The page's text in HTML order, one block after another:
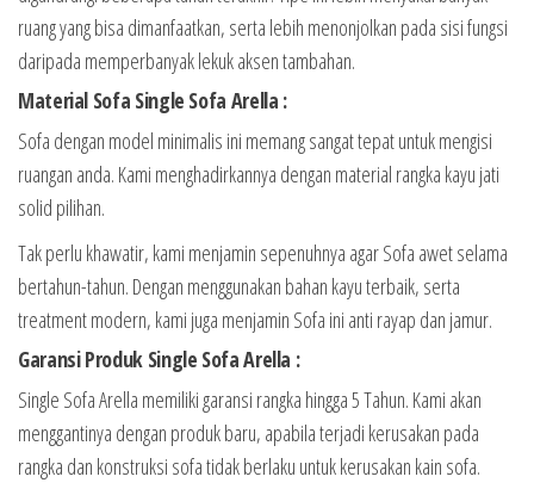
ruang yang bisa dimanfaatkan, serta lebih menonjolkan pada sisi fungsi
daripada memperbanyak lekuk aksen tambahan.
Material Sofa Single Sofa Arella :
Sofa dengan model minimalis ini memang sangat tepat untuk mengisi
ruangan anda. Kami menghadirkannya dengan material rangka kayu jati
solid pilihan.
Tak perlu khawatir, kami menjamin sepenuhnya agar Sofa awet selama
bertahun-tahun. Dengan menggunakan bahan kayu terbaik, serta
treatment modern, kami juga menjamin Sofa ini anti rayap dan jamur.
Garansi Produk Single Sofa Arella :
Single Sofa Arella memiliki garansi rangka hingga 5 Tahun. Kami akan
menggantinya dengan produk baru, apabila terjadi kerusakan pada
rangka dan konstruksi sofa tidak berlaku untuk kerusakan kain sofa.